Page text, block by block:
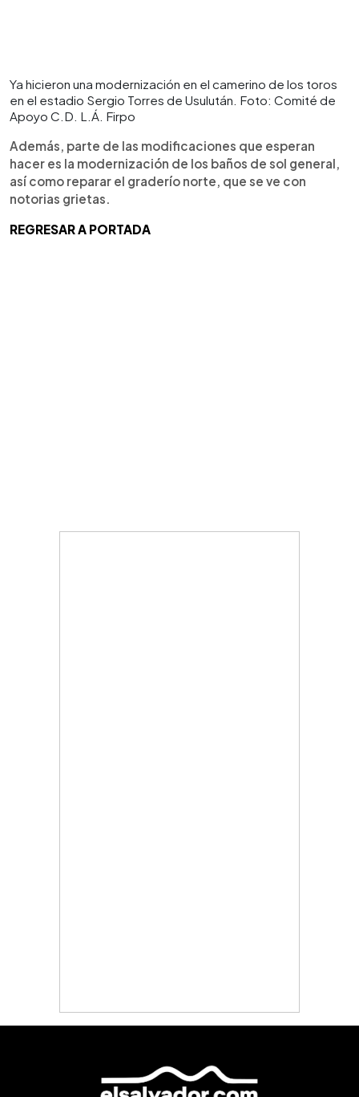
Ya hicieron una modernización en el camerino de los toros
en el estadio Sergio Torres de Usulután. Foto: Comité de
Apoyo C.D. L.Á. Firpo
Además, parte de las modificaciones que esperan
hacer es la modernización de los baños de sol general,
así como reparar el graderío norte, que se ve con
notorias grietas.
REGRESAR A PORTADA